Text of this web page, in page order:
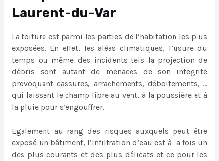
Laurent-du-Var
La toiture est parmi les parties de l’habitation les plus
exposées. En effet, les aléas climatiques, l’usure du
temps ou même des incidents tels la projection de
débris sont autant de menaces de son intégrité
provoquant cassures, arrachements, déboitements, …
qui laissent le champ libre au vent, à la poussière et à
la pluie pour s’engouffrer.
Egalement au rang des risques auxquels peut être
exposé un bâtiment, l’infiltration d’eau est à la fois un
des plus courants et des plus délicats et ce pour les